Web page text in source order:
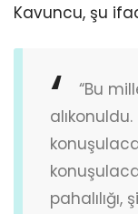
Kavuncu, şu
“Bu